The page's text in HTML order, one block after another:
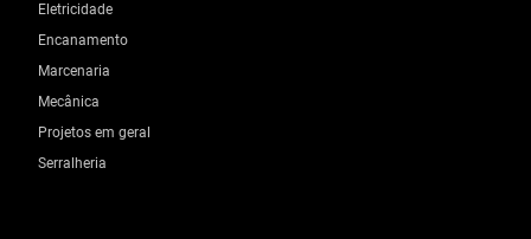
Eletricidade
Encanamento
Marcenaria
Mecânica
Projetos em geral
Serralheria